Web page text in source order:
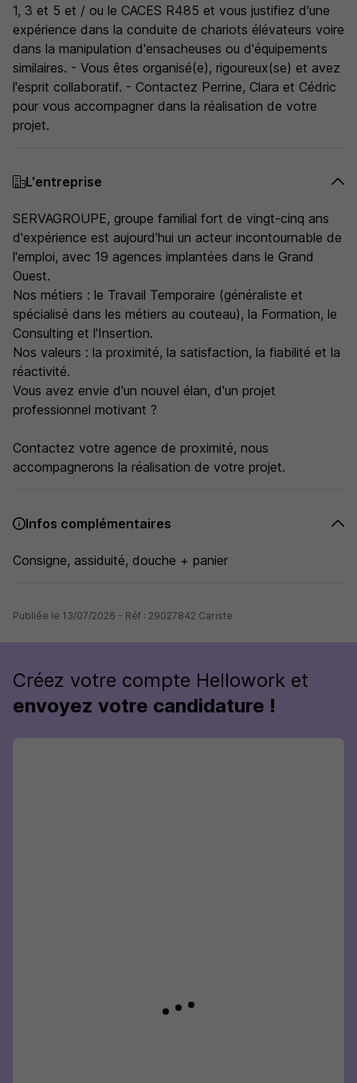
1, 3 et 5 et / ou le CACES R485 et vous justifiez d'une
expérience dans la conduite de chariots élévateurs voire
dans la manipulation d'ensacheuses ou d'équipements
similaires. - Vous êtes organisé(e), rigoureux(se) et avez
l'esprit collaboratif. - Contactez Perrine, Clara et Cédric
pour vous accompagner dans la réalisation de votre
projet.
L'entreprise
SERVAGROUPE, groupe familial fort de vingt-cinq ans
d'expérience est aujourd'hui un acteur incontournable de
l'emploi, avec 19 agences implantées dans le Grand
Ouest.
Nos métiers : le Travail Temporaire (généraliste et
spécialisé dans les métiers au couteau), la Formation, le
Consulting et l'Insertion.
Nos valeurs : la proximité, la satisfaction, la fiabilité et la
réactivité.
Vous avez envie d'un nouvel élan, d'un projet
professionnel motivant ?
Contactez votre agence de proximité, nous
accompagnerons la réalisation de votre projet.
Infos complémentaires
Consigne, assiduité, douche + panier
Publiée le 13/07/2026 - Réf : 29027842 Cariste
Créez votre compte Hellowork et
envoyez votre candidature !